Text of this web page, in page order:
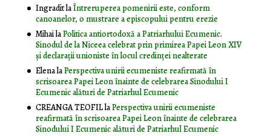
IngraditlaÎntreruperea pomenirii este, conform
canoanelor, o mustrare a episcopului pentru erezie
MihailaPolitica antiortodoxă a Patriarhului Ecumenic.
Sinodul de la Niceea celebrat prin primirea Papei Leon XIV
și declarații unioniste în locul credinței nealterate
ElenalaPerspectiva unirii ecumeniste reafirmată în
scrisoarea Papei Leon înainte de celebrarea Sinodului I
Ecumenic alături de Patriarhul Ecumenic
CREANGA TEOFILlaPerspectiva unirii ecumeniste
reafirmată în scrisoarea Papei Leon înainte de celebrarea
Sinodului I Ecumenic alături de Patriarhul Ecumenic